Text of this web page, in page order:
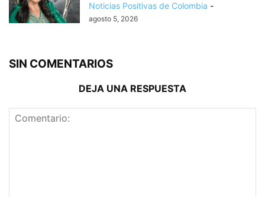
Noticias Positivas de Colombia -
agosto 5, 2026
SIN COMENTARIOS
DEJA UNA RESPUESTA